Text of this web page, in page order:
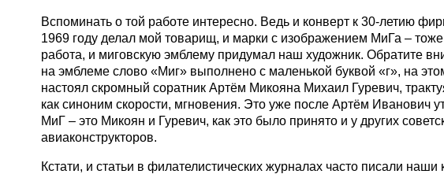
Вспоминать о той работе интересно. Ведь и конверт к 30-летию
1969 году делал мой товарищ, и марки с изображением МиГа –
работа, и миговскую эмблему придумал наш художник. Обратите
на эмблеме слово «Миг» выполнено с маленькой буквой «г», на
настоял скромный соратник Артём Микояна Михаил Гуревич,
как синоним скорости, мгновения. Это уже после Артём Иванович
МиГ – это Микоян и Гуревич, как это было принято и у других
авиаконструкторов.
Кстати, и статьи в филателистических журналах часто писали наши